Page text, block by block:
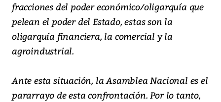
fracciones del poder económico/oligarquía que
pelean el poder del Estado, estas son la
oligarquía financiera, la comercial y la
agroindustrial.
Ante esta situación, la Asamblea Nacional es el
pararrayo de esta confrontación. Por lo tanto,